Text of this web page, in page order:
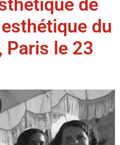
de
esthétique du
Paris le 23